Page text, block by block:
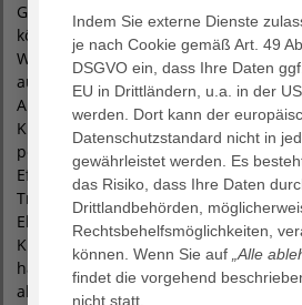
Geburt tragen
können.
Wir schauen
auch auf die
Anatomie des
Kindes und die
positiven
Effekte des
Tragens für
Eltern und
Kind. Wir
haben Platz für
alle Fragen
Indem Sie externe Dienste
je nach Cookie gemäß Art. 49
DSGVO ein, dass Ihre Daten
EU in Drittländern, u.a. in der
werden. Dort kann der
Datenschutzstandard nicht in
gewährleistet werden. Es
das Risiko, dass Ihre Daten
Drittlandbehörden,
Rechtsbehelfsmöglichkeiten,
können. Wenn Sie auf „Alle
findet die vorgehend
nicht statt.